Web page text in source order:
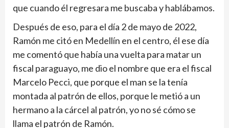
que cuando él regresara me buscaba y hablábamos.
Después de eso, para el día 2 de mayo de 2022,
Ramón me citó en Medellín en el cen­tro, él ese día
me comentó que había una vuelta para matar un
fiscal paraguayo, me dio el nombre que era el fiscal
Marcelo Pecci, que porque el man se la tenía
montada al patrón de ellos, porque le metió a un
her­mano a la cárcel al patrón, yo no sé cómo se
llama el patrón de Ramón.